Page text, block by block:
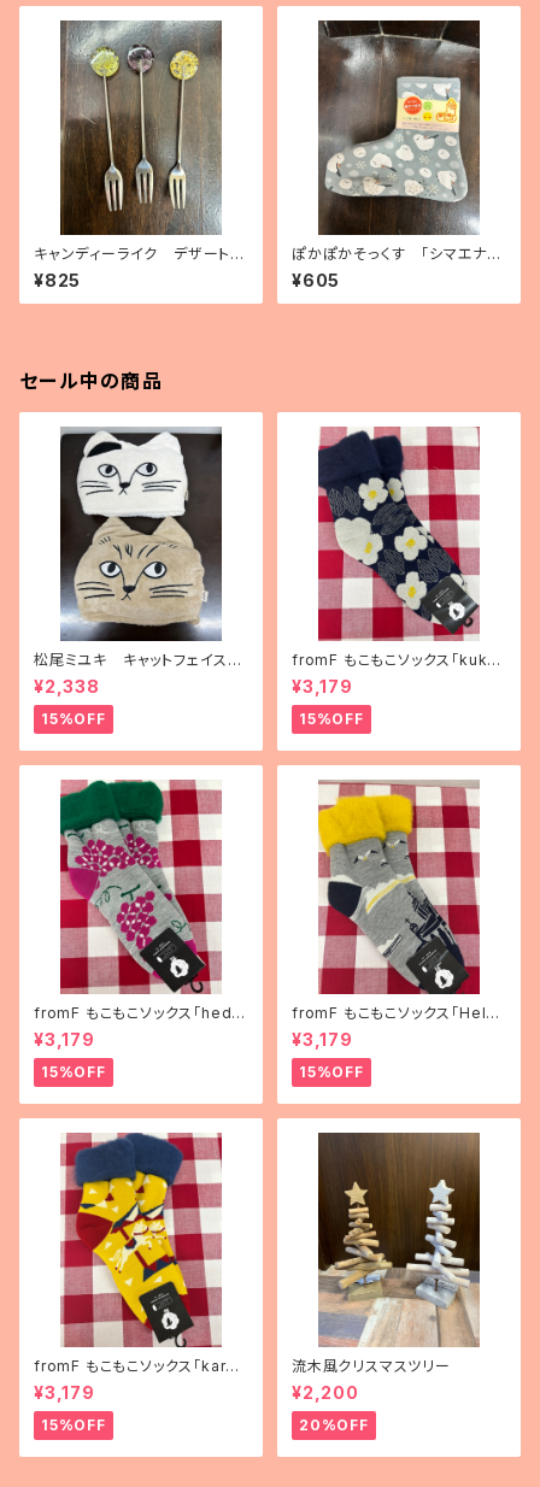
キャンディーライク デザートフ
ォーク（3種）
¥825
ぽかぽかそっくす 「シマエナ
ガ」 アンクル丈
¥605
セール中の商品
松尾ミユキ キャットフェイスブ
ランケット
¥2,338
15%OFF
fromF もこもこソックス「kukka
puutarha（花畑）」
¥3,179
15%OFF
fromF もこもこソックス「hedel
mä（果物）」
¥3,179
15%OFF
fromF もこもこソックス「Helsi
nki（ヘルシンキ）」
¥3,179
15%OFF
fromF もこもこソックス「karus
elli（メリーゴーランド）」
¥3,179
15%OFF
流木風クリスマスツリー
¥2,200
20%OFF